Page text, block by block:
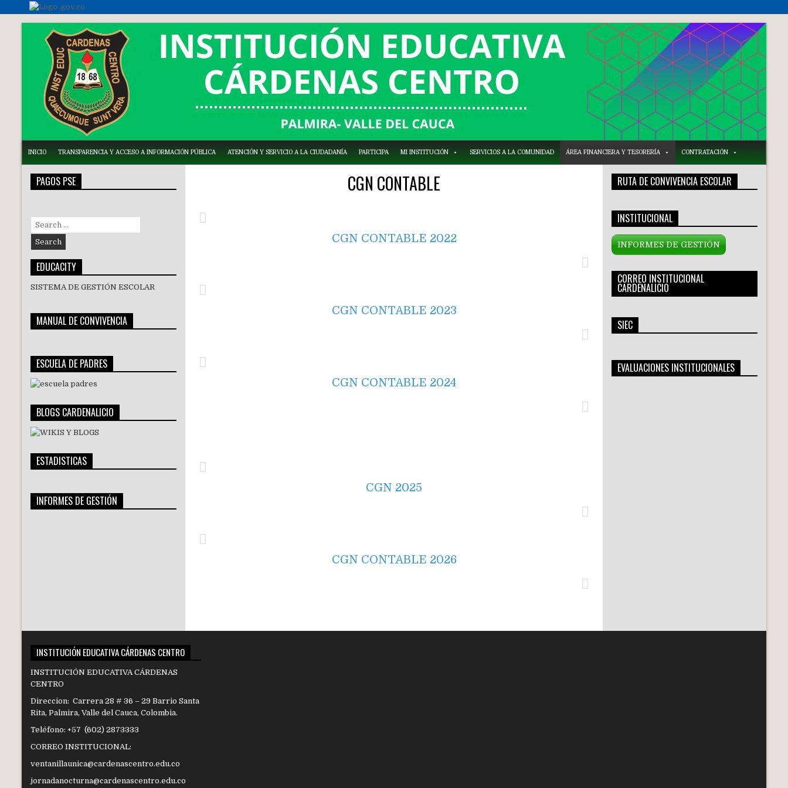
INICIO TRANSPARENCIA Y ACCESO A INFORMACIÓN PÚBLICA ATENCIÓN Y SERVICIO A LA CIUDADANÍA PARTICIPA MI INSTITUCIÓN SERVICIOS A LA COMUNIDAD ÁREA FINANCIERA Y TESORERÍA CONTRATACIÓN
CGN CONTABLE
CGN CONTABLE 2022
CGN CONTABLE 2023
CGN CONTABLE 2024
CGN 2025
CGN CONTABLE 2026
PAGOS PSE
Search
for:
EDUCACITY
SISTEMA DE GESTIÓN ESCOLAR
MANUAL DE CONVIVENCIA
ESCUELA DE PADRES
BLOGS CARDENALICIO
ESTADISTICAS
INFORMES DE GESTIÓN
RUTA DE CONVIVENCIA ESCOLAR
INSTITUCIONAL
INFORMES DE GESTIÓN
CORREO INSTITUCIONAL
CARDENALICIO
SIEC
EVALUACIONES INSTITUCIONALES
INSTITUCIÓN EDUCATIVA CÁRDENAS CENTRO
INSTITUCIÓN EDUCATIVA CÁRDENAS
CENTRO
Direccion: Carrera 28 # 36 – 29 Barrio Santa
Rita, Palmira, Valle del Cauca, Colombia.
Teléfono: +57 (602) 2873333
CORREO INSTITUCIONAL:
ventanillaunica@cardenascentro.edu.co
jornadanocturna@cardenascentro.edu.co